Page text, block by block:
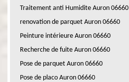
Traitement anti Humidite Auron 06660
renovation de parquet Auron 06660
Peinture intérieure Auron 06660
Recherche de fuite Auron 06660
Pose de parquet Auron 06660
Pose de placo Auron 06660